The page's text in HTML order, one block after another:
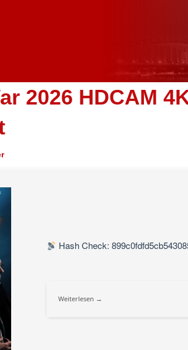
2026 HDCAM
Hash Check:
Weiterlesen →